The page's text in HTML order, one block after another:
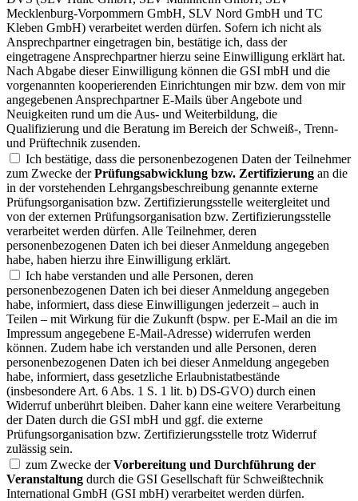
Mecklenburg-Vorpommern GmbH, SLV Nord GmbH und TC
Kleben GmbH) verarbeitet werden dürfen. Sofern ich nicht als
Ansprechpartner eingetragen bin, bestätige ich, dass der
eingetragene Ansprechpartner hierzu seine Einwilligung erklärt hat.
Nach Abgabe dieser Einwilligung können die GSI mbH und die
vorgenannten kooperierenden Einrichtungen mir bzw. dem von mir
angegebenen Ansprechpartner E-Mails über Angebote und
Neuigkeiten rund um die Aus- und Weiterbildung, die
Qualifizierung und die Beratung im Bereich der Schweiß-, Trenn-
und Prüftechnik zusenden.
Ich bestätige, dass die personenbezogenen Daten der Teilnehmer
zum Zwecke derPrüfungsabwicklung bzw. Zertifizierung an die
in der vorstehenden Lehrgangsbeschreibung genannte externe
Prüfungsorganisation bzw. Zertifizierungsstelle weitergleitet und
von der externen Prüfungsorganisation bzw. Zertifizierungsstelle
verarbeitet werden dürfen. Alle Teilnehmer, deren
personenbezogenen Daten ich bei dieser Anmeldung angegeben
habe, haben hierzu ihre Einwilligung erklärt.
Ich habe verstanden und alle Personen, deren
personenbezogenen Daten ich bei dieser Anmeldung angegeben
habe, informiert, dass diese Einwilligungen jederzeit – auch in
Teilen – mit Wirkung für die Zukunft (bspw. per E-Mail an die im
Impressum angegebene E-Mail-Adresse) widerrufen werden
können. Zudem habe ich verstanden und alle Personen, deren
personenbezogenen Daten ich bei dieser Anmeldung angegeben
habe, informiert, dass gesetzliche Erlaubnistatbestände
(insbesondere Art. 6 Abs. 1 S. 1 lit. b) DS-GVO) durch einen
Widerruf unberührt bleiben. Daher kann eine weitere Verarbeitung
der Daten durch die GSI mbH und ggf. die externe
Prüfungsorganisation bzw. Zertifizierungsstelle trotz Widerruf
zulässig sein.
zum Zwecke derVorbereitung und Durchführung der
Veranstaltung durch die GSI Gesellschaft für Schweißtechnik
International GmbH (GSI mbH) verarbeitet werden dürfen.